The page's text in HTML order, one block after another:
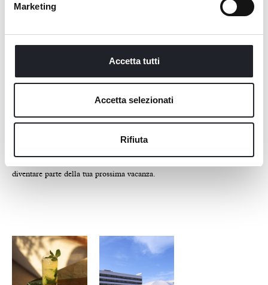
Marketing
Accetta tutti
Accetta selezionati
Rifiuta
nella piscina. Una prospettiva ancor più
Living Place Hotel Bologna sta scrivendo una
nuova estate. Una stagione fatta di momenti,
sensazioni, e dettagli. Un’esperienza
con materiali naturali e luci soffuse. Una
prime lounge riservata ed esclusiva che può
diventare parte della tua prossima vacanza.